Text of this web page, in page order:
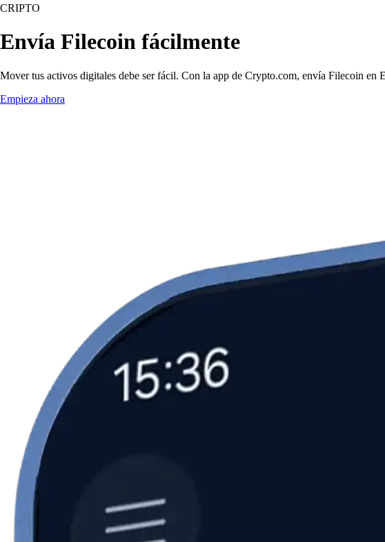
CRIPTO
Envía Filecoin fácilmente
Mover tus activos digitales debe ser fácil. Con la app de Crypto.com, envía Filecoin en
Empieza ahora